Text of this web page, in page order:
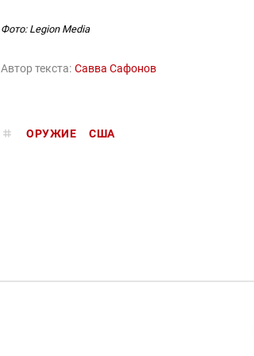
Фото: Legion Media
Автор текста: Савва Сафонов
ОРУЖИЕ США